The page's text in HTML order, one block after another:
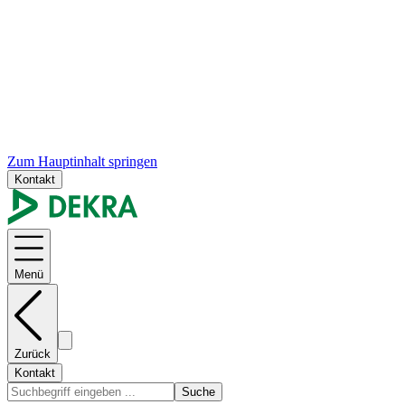
Zum Hauptinhalt springen
Kontakt
Menü
Zurück
Kontakt
Suche